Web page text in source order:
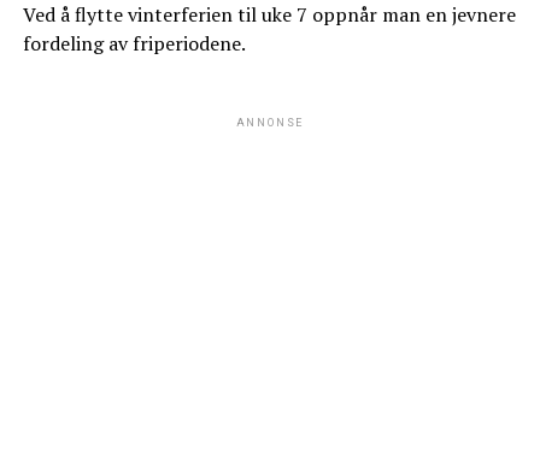
Ved å flytte vinterferien til uke 7 oppnår man en jevnere
fordeling av friperiodene.
ANNONSE